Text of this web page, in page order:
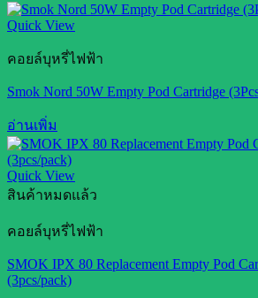
Quick View
คอยล์บุหรี่ไฟฟ้า
Smok Nord 50W Empty Pod Cartridge
อ่านเพิ่ม
Quick View
สินค้าหมดแล้ว
คอยล์บุหรี่ไฟฟ้า
SMOK IPX 80 Replacement Empty Pod
(3pcs/pack)